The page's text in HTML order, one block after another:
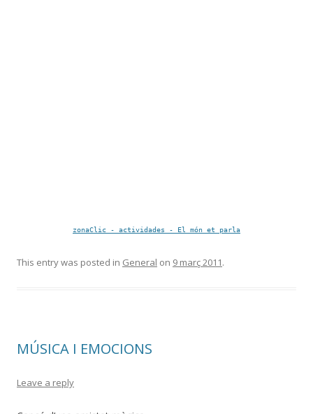
zonaClic - actividades - El món et parla
This entry was posted in General on 9 març 2011.
MÚSICA I EMOCIONS
Leave a reply